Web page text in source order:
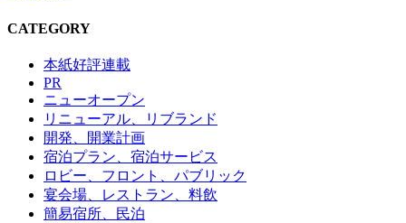
CATEGORY
本紙好評連載
PR
ニューオープン
リニューアル、リブランド
開発、開業計画
宿泊プラン、宿泊サービス
ロビー、フロント、パブリック
宴会場、レストラン、料飲
簡易宿所、民泊